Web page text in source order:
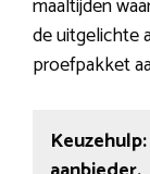
maaltijden
de uitgelichte
proefpakket